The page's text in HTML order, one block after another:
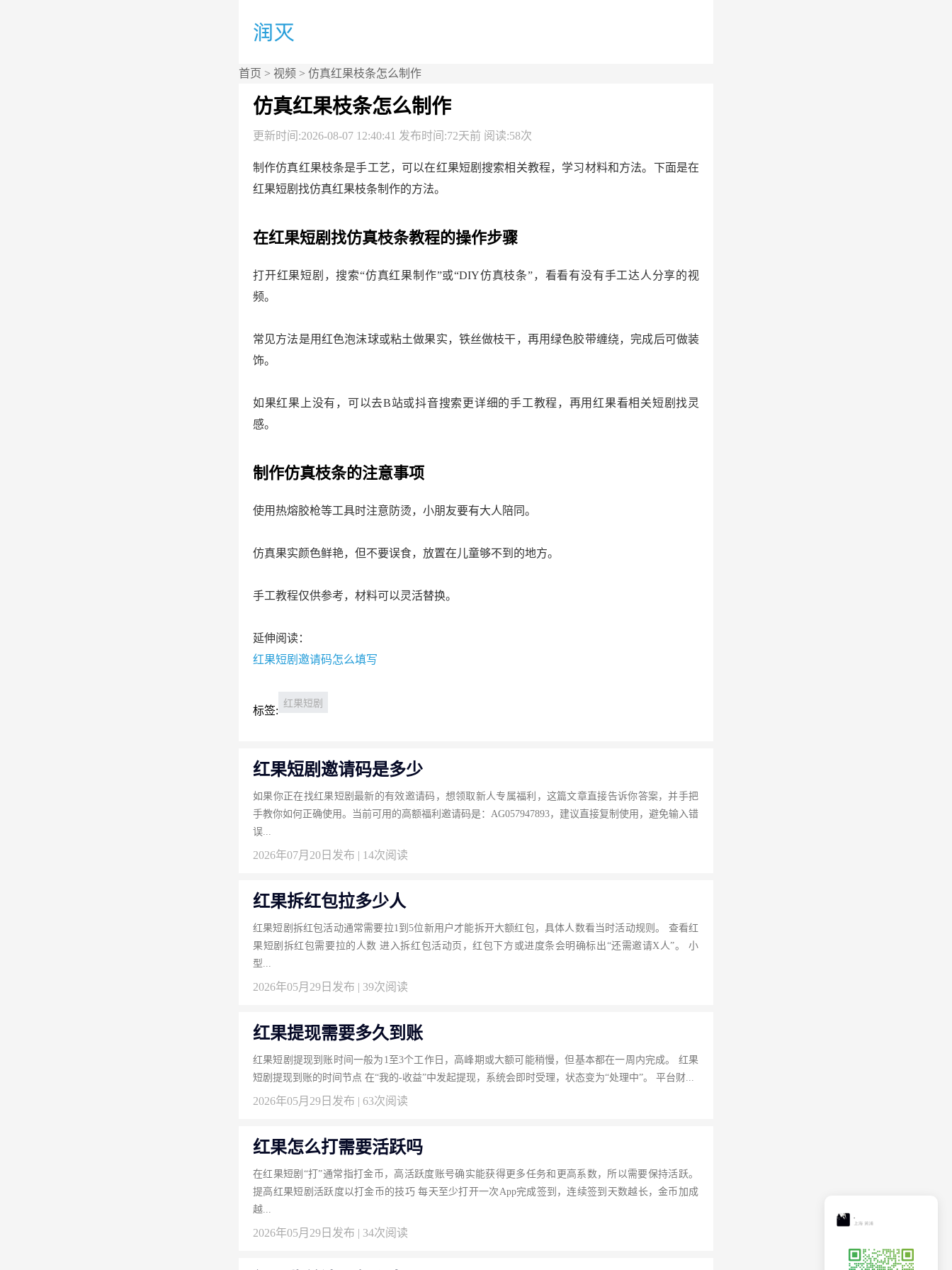
首页 > 视频 > 仿真红果枝条怎么制作
仿真红果枝条怎么制作
更新时间:2026-08-07 12:40:41 发布时间:72天前 阅读:58次
制作仿真红果枝条是手工艺，可以在红果短剧搜索相关教程，学习材料和方法。下面是在
红果短剧找仿真红果枝条制作的方法。
在红果短剧找仿真枝条教程的操作步骤
打开红果短剧，搜索“仿真红果制作”或“DIY仿真枝条”，看看有没有手工达人分享的视
频。
常见方法是用红色泡沫球或粘土做果实，铁丝做枝干，再用绿色胶带缠绕，完成后可做装
饰。
如果红果上没有，可以去B站或抖音搜索更详细的手工教程，再用红果看相关短剧找灵
感。
制作仿真枝条的注意事项
使用热熔胶枪等工具时注意防烫，小朋友要有大人陪同。
仿真果实颜色鲜艳，但不要误食，放置在儿童够不到的地方。
手工教程仅供参考，材料可以灵活替换。
延伸阅读：
红果短剧邀请码怎么填写
标签:
红果短剧
红果短剧邀请码是多少
如果你正在找红果短剧最新的有效邀请码，想领取新人专属福利，这篇文章直接告诉你答案，并手把
手教你如何正确使用。当前可用的高额福利邀请码是：AG057947893，建议直接复制使用，避免输入错
误...
2026年07月20日发布 | 14次阅读
红果拆红包拉多少人
红果短剧拆红包活动通常需要拉1到5位新用户才能拆开大额红包，具体人数看当时活动规则。 查看红
果短剧拆红包需要拉的人数 进入拆红包活动页，红包下方或进度条会明确标出“还需邀请X人”。 小
型...
2026年05月29日发布 | 39次阅读
红果提现需要多久到账
红果短剧提现到账时间一般为1至3个工作日，高峰期或大额可能稍慢，但基本都在一周内完成。 红果
短剧提现到账的时间节点 在“我的-收益”中发起提现，系统会即时受理，状态变为“处理中”。 平台财...
2026年05月29日发布 | 63次阅读
红果怎么打需要活跃吗
在红果短剧“打”通常指打金币，高活跃度账号确实能获得更多任务和更高系数，所以需要保持活跃。
提高红果短剧活跃度以打金币的技巧 每天至少打开一次App完成签到，连续签到天数越长，金币加成
越...
2026年05月29日发布 | 34次阅读